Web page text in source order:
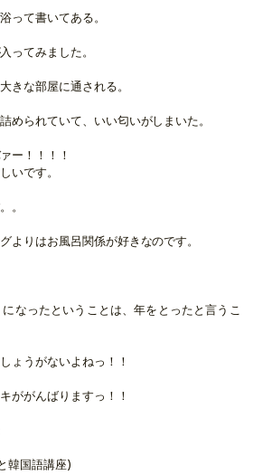
って書いてある。
ってみました。
きな部屋に通される。
められていて、いい匂いがしまいた。
ー！！！！
いです。
。
よりはお風呂関係が好きなのです。
なったということは、年をとったと言うこ
ょうがないよねっ！！
ががんばりますっ！！
韓国語講座)